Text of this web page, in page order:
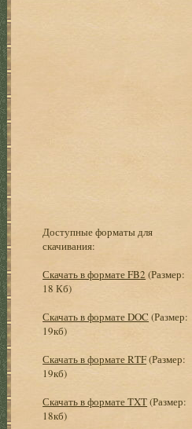
Доступные форматы для
скачивания:
Скачать в формате FB2 (Размер:
18 Кб)
Скачать в формате DOC (Размер:
19кб)
Скачать в формате RTF(Размер:
19кб)
Скачать в формате TXT(Размер:
18кб)